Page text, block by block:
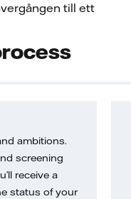
till ett
ambitions.
screening
receive a
status of your